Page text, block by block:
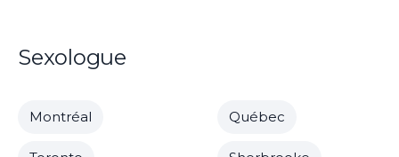
Sexologue
Montréal Québec